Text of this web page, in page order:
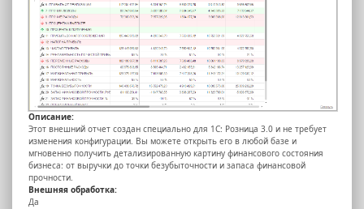
Описание:
Этот внешний отчет создан специально для 1С: Розница 3.0 и не требует
изменения конфигурации. Вы можете открыть его в любой базе и
мгновенно получить детализированную картину финансового состояния
бизнеса: от выручки до точки безубыточности и запаса финансовой
прочности.
Внешняя обработка:
Да